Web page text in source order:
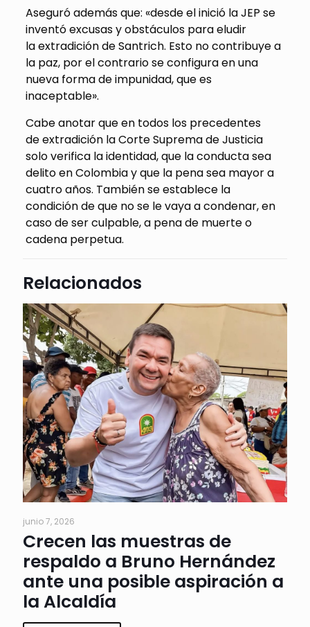
Aseguró además que: «desde el inició la JEP se
inventó excusas y obstáculos para eludir
la extradición de Santrich. Esto no contribuye a
la paz, por el contrario se configura en una
nueva forma de impunidad, que es
inaceptable».
Cabe anotar que en todos los precedentes
de extradición la Corte Suprema de Justicia
solo verifica la identidad, que la conducta sea
delito en Colombia y que la pena sea mayor a
cuatro años. También se establece la
condición de que no se le vaya a condenar, en
caso de ser culpable, a pena de muerte o
cadena perpetua.
Relacionados
junio 7, 2026
Crecen las muestras de
respaldo a Bruno Hernández
ante una posible aspiración a
la Alcaldía